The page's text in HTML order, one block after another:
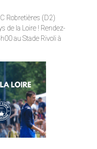
Robretières (D2)
de la Loire ! Rendez-
au Stade Rivoli à